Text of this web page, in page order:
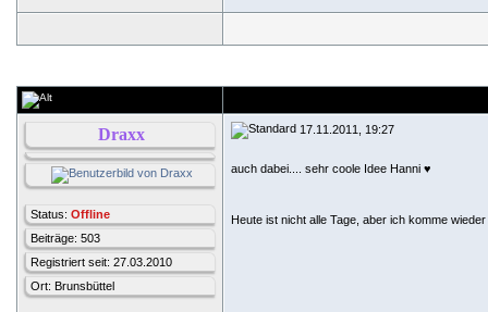
Draxx
Status: Offline
Beiträge: 503
Registriert seit: 27.03.2010
Ort: Brunsbüttel
17.11.2011, 19:27
auch dabei.... sehr coole Idee Hanni ♥
Heute ist nicht alle Tage, aber ich komme